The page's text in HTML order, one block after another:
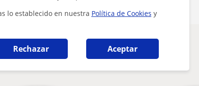
lo establecido en nuestra Política de Cookies y
Rechazar Aceptar
pueden interesarte